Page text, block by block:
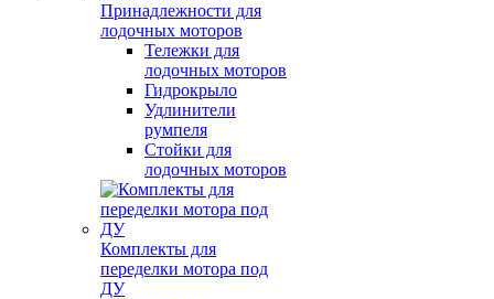
Принадлежности для
лодочных моторов
Тележки для
лодочных моторов
Гидрокрыло
Удлинители
румпеля
Стойки для
лодочных моторов
Комплекты для
переделки мотора под
ДУ